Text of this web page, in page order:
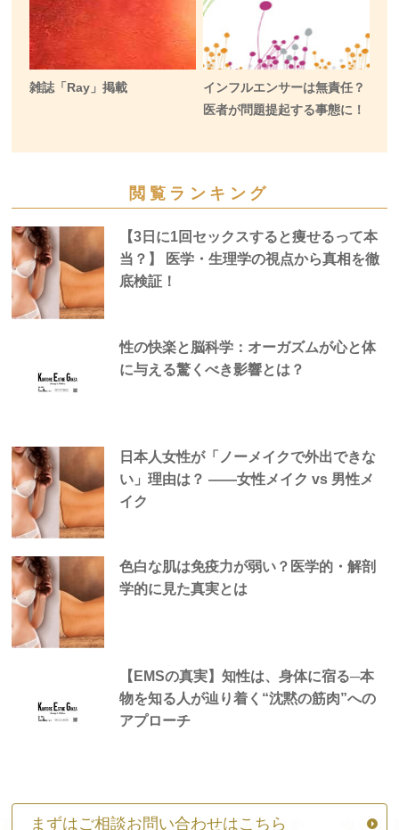
雑誌「Ray」掲載
インフルエンサーは無責任？
医者が問題提起する事態に！
閲覧ランキング
【3日に1回セックスすると痩せるって本
当？】 医学・生理学の視点から真相を徹
底検証！
性の快楽と脳科学：オーガズムが心と体
に与える驚くべき影響とは？
日本人女性が「ノーメイクで外出できな
い」理由は？ —―女性メイク vs 男性メ
イク
色白な肌は免疫力が弱い？医学的・解剖
学的に見た真実とは
【EMSの真実】知性は、身体に宿る─本
物を知る人が辿り着く“沈黙の筋肉”への
アプローチ
まずはご相談お問い合わせはこちら